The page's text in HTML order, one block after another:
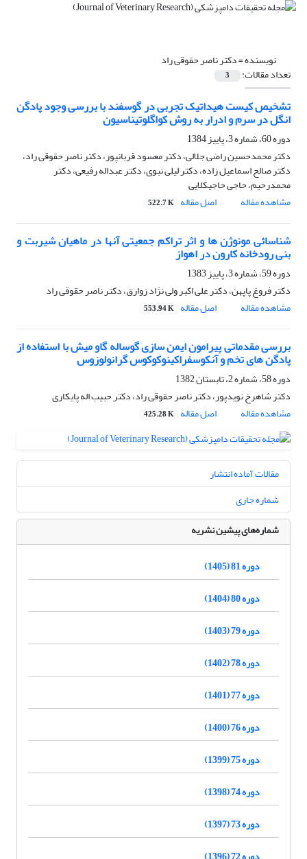
نویسنده =دکتر ناصر حقوقی راد
تعداد مقالات: 3
تشخیص کیست هیداتیک تجربی در گوسفند با بررسی وجود پادگن
انگل در سرم و ادرار به روش کواگلوتیناسیون
دوره 60، شماره 3، پاییز 1384
دکتر محمدحسین راضی جلالی، دکتر معسود قربانپور، دکتر ناصر حقوقی راد،
دکتر صالح اسماعیل زاده، دکتر لیلی نبوی، دکتر عبداله رفیعی، دکتر
محمدرحیم، حاجی حاجیکلایی
مشاهده مقاله
اصل مقاله 522.7 K
شناسائی مونوژن ها و اثر تراکم جمعیتی آنها در ماهیان شیربت و
بنی رودخانه کارون در اهواز
دوره 59، شماره 3، پاییز 1383
دکتر فروغ پاپهن، دکتر علی اکبر ولی نژاد زوارق، دکتر ناصر حقوقی راد
مشاهده مقاله
اصل مقاله 553.94 K
بررسی مقدماتی پیرامون ایمن سازی گوساله گاو میش با استفاده از
پادگن های تخم و آنکوسفراکینوکوکوس گرانولوزوس
دوره 58، شماره 2، تابستان 1382
دکتر شاهرخ نویدپور، دکتر ناصر حقوقی راد، دکتر حبیب اله پایکاری
مشاهده مقاله
اصل مقاله 425.28 K
مقالات آماده انتشار
شماره جاری
شماره‌های پیشین نشریه
دوره 81 (1405)
دوره 80 (1404)
دوره 79 (1403)
دوره 78 (1402)
دوره 77 (1401)
دوره 76 (1400)
دوره 75 (1399)
دوره 74 (1398)
دوره 73 (1397)